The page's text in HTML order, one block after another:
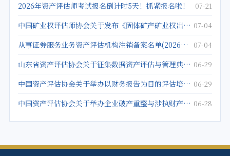
2026年资产评估师考试报名倒计时5天！抓紧报名啦！ 07-21
中国矿业权评估师协会关于发布《固体矿产矿业权出让底价评估应用指南》的公告 07-04
从事证券服务业务资产评估机构注销备案名单(2026年5月25日) 07-04
山东省资产评估协会关于征集数据资产评估与管理典型案例的通知 06-29
中国资产评估协会关于举办以财务报告为目的评估培训班的通知 06-29
中国资产评估协会关于举办企业破产重整与涉执财产评估培训班的通知 06-28